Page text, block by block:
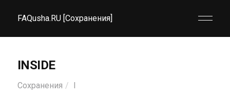
FAQusha.RU [Сохранения]
INSIDE
Сохранения I